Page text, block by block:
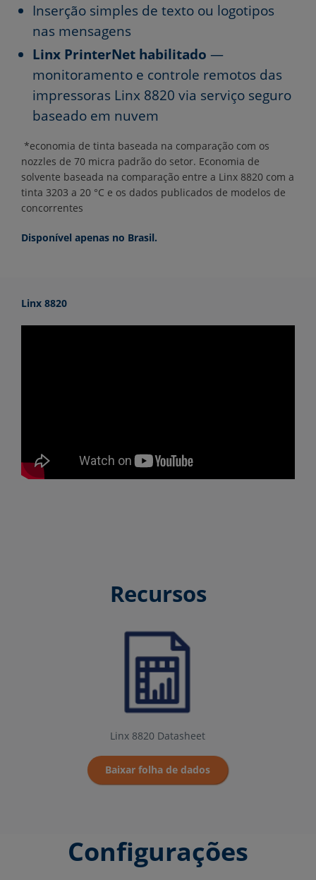
Inserção simples de texto ou logotipos
nas mensagens
Linx PrinterNet habilitado —
monitoramento e controle remotos das
impressoras Linx 8820 via serviço seguro
baseado em nuvem
*economia de tinta baseada na comparação com os
nozzles de 70 micra padrão do setor. Economia de
solvente baseada na comparação entre a Linx 8820 com a
tinta 3203 a 20 °C e os dados publicados de modelos de
concorrentes
Disponível apenas no Brasil.
Linx 8820
Recursos
Linx 8820 Datasheet
Baixar folha de dados
Configurações